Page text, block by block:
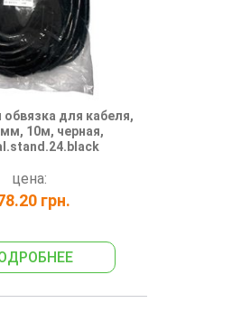
обвязка для кабеля,
10м, черная,
цена:
грн.